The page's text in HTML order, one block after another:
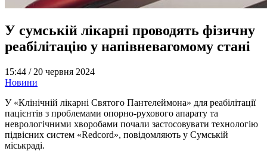
У сумській лікарні проводять фізичну
реабілітацію у напівневагомому стані
15:44 / 20 червня 2024
Новини
У «Клінічній лікарні Святого Пантелеймона» для реабілітації
пацієнтів з проблемами опорно-рухового апарату та
неврологічними хворобами почали застосовувати технологію
підвісних систем «Redcord», повідомляють у Сумській
міськраді.